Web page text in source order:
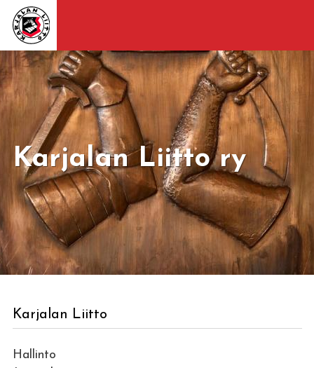
Karjalan Liitto ry
Karjalan Liitto
Hallinto